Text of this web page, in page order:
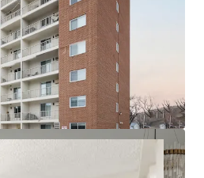
Offering